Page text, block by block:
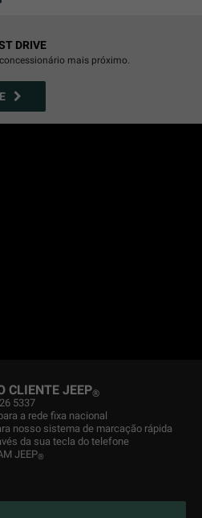
DRIVE
mais próximo.
CLIENTE JEEP®
5337
a rede fixa nacional
nosso sistema de marcação rápida
da sua tecla do telefone
JEEP®